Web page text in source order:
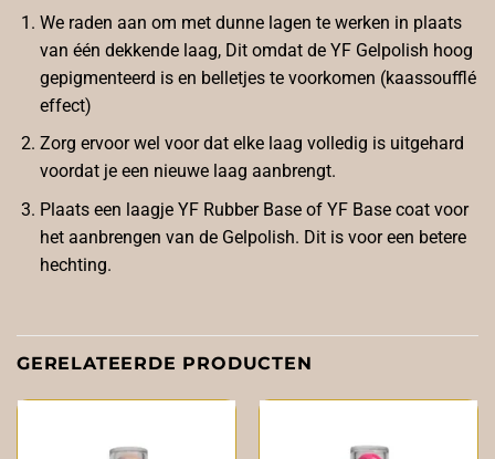
We raden aan om met dunne lagen te werken in plaats
van één dekkende laag, Dit omdat de YF Gelpolish hoog
gepigmenteerd is en belletjes te voorkomen (kaassoufflé
effect)
Zorg ervoor wel voor dat elke laag volledig is uitgehard
voordat je een nieuwe laag aanbrengt.
Plaats een laagje YF Rubber Baseof YF Base coat voor
het aanbrengen van de Gelpolish. Dit is voor een betere
hechting.
GERELATEERDE PRODUCTEN